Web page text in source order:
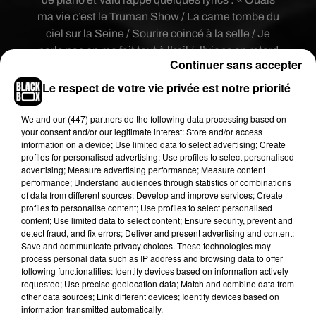
ma vie c’est le Truman Show / La came tombe du
ciel sur la Seine / Sourire coincé à la selle / Je
parle pas on me fait tout à l’œil / J’viens en retard
comme si j’étais à l’heure / J’pardonne pas
comme si j’avais des valeurs / Grammaire sur ma
liste de valeurs / Ta grand-mère qui valide le 20
heures / Cette vie est belle je le sais, comme
millions d’euros de recettes / Non je vais pas
pleurer devant ce film, je sais que c’est péché
d’être sensible ». Ce titre inédit s’appelle
« Journal perso ». Il sortira demain Pour le
moment,Valda dévoilé très peu de chose sur ce
futur album. On sait seulement qu’il a fait appel
pour la prod à Seezy. Seeey est le producteur de la
plupart de ses tubes.
Le respect de votre vie privée est notre priorité
We and our (447) partnersdo the following data processing based on
your consent and/or our legitimate interest: Store and/or access
information on a device; Use limited data to select advertising; Create
profiles for personalised advertising; Use profiles to select personalised
advertising; Measure advertising performance; Measure content
performance; Understand audiences through statistics or combinations
of data from different sources; Develop and improve services; Create
profiles to personalise content; Use profiles to select personalised
content; Use limited data to select content; Ensure security, prevent and
detect fraud, and fix errors; Deliver and present advertising and content;
Save and communicate privacy choices. These technologies may
process personal data such as IP address and browsing data to offer
following functionalities: Identify devices based on information actively
requested; Use precise geolocation data; Match and combine data from
other data sources; Link different devices; Identify devices based on
information transmitted automatically.
Continuer sans accepter